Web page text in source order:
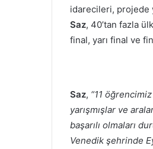
idarecileri, projede
Saz, 40’tan fazla
final, yarı final ve
Saz, “11
yarışmışlar ve
başarılı olmaları
Venedik şehrinde